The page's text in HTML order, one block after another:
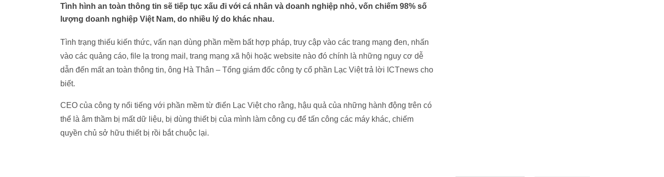
Tình hình an toàn thông tin sẽ tiếp tục xấu đi với cá nhân và doanh nghiệp nhỏ, vốn chiếm 98% số
lượng doanh nghiệp Việt Nam, do nhiều lý do khác nhau.
Tình trạng thiếu kiến thức, vấn nạn dùng phần mềm bất hợp pháp, truy cập vào các trang mạng đen, nhấn
vào các quảng cáo, file lạ trong mail, trang mạng xã hội hoặc website nào đó chính là những nguy cơ dễ
dẫn đến mất an toàn thông tin, ông Hà Thân – Tổng giám đốc công ty cổ phần Lạc Việt trả lời ICTnews cho
biết.
CEO của công ty nổi tiếng với phần mềm từ điển Lạc Việt cho rằng, hậu quả của những hành động trên có
thể là âm thầm bị mất dữ liệu, bị dùng thiết bị của mình làm công cụ để tấn công các máy khác, chiếm
quyền chủ sở hữu thiết bị rồi bắt chuộc lại.